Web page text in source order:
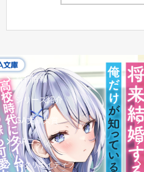
新刊情報
シリーズ紹介
GA文庫大賞
GAコミック
SBクリエイティブ